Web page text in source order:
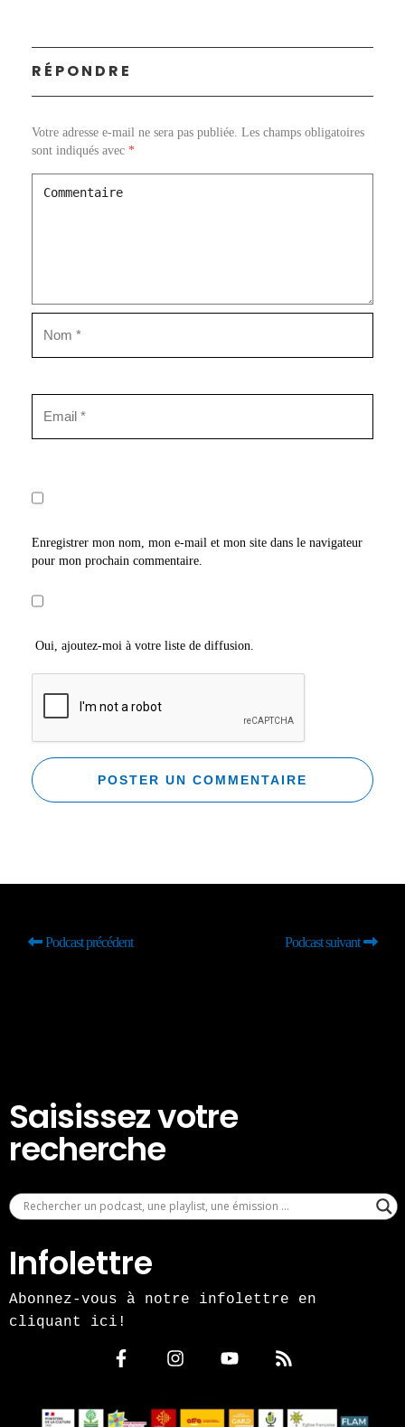
RÉPONDRE
Votre adresse e-mail ne sera pas publiée. Les champs obligatoires
sont indiqués avec *
Enregistrer mon nom, mon e-mail et mon site dans le navigateur
pour mon prochain commentaire.
Oui, ajoutez-moi à votre liste de diffusion.
Podcast précédent Podcast suivant
Saisissez votre
recherche
Infolettre
Abonnez-vous à notre infolettre en
cliquant ici!